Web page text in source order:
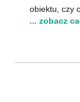
obiektu, czy
... zobacz